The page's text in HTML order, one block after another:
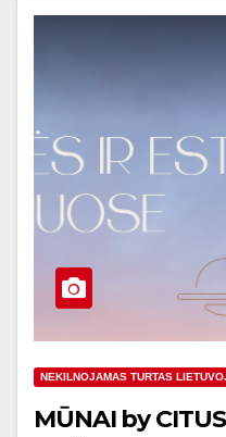
NEKILNOJAMAS TURTAS
MŪNAI by